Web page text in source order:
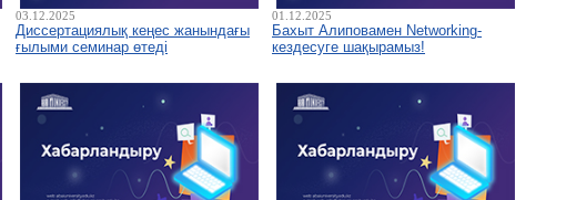
03.12.2025
Диссертациялық кеңес жанындағы
ғылыми семинар өтеді
01.12.2025
Бахыт Алиповамен Networking-
кездесуге шақырамыз!